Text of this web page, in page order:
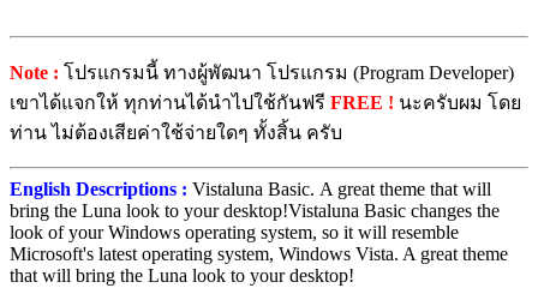
Note : โปรแกรมนี้ ทางผู้พัฒนา โปรแกรม (Program Developer)
เขาได้แจกให้ ทุกท่านได้นำไปใช้กันฟรี FREE ! นะครับผม โดย
ท่าน ไม่ต้องเสียค่าใช้จ่ายใดๆ ทั้งสิ้น ครับ
English Descriptions : Vistaluna Basic. A great theme that will
bring the Luna look to your desktop!Vistaluna Basic changes the
look of your Windows operating system, so it will resemble
Microsoft's latest operating system, Windows Vista. A great theme
that will bring the Luna look to your desktop!